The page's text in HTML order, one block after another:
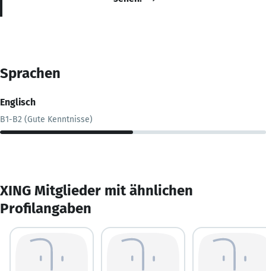
Sprachen
Englisch
B1-B2 (Gute Kenntnisse)
XING Mitglieder mit ähnlichen
Profilangaben